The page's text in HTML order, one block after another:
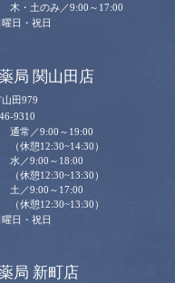
木・土のみ／9:00～17:00
曜日・祝日
局 関山田店
田979
9310
通常／9:00～19:00
（休憩12:30~14:30）
水／9:00～18:00
（休憩12:30~13:30）
土／9:00～17:00
（休憩12:30~13:30）
曜日・祝日
局 新町店